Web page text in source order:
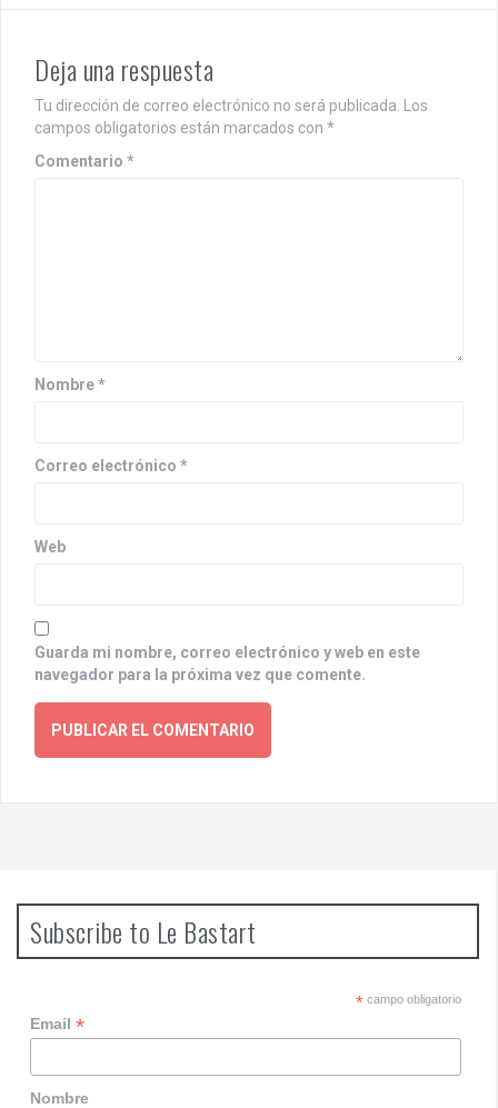
Deja una respuesta
Tu dirección de correo electrónico no será publicada. Los
campos obligatorios están marcados con *
Comentario *
Nombre*
Correo electrónico *
Web
Guarda mi nombre, correo electrónico y web en este
navegador para la próxima vez que comente.
Subscribe to Le Bastart
*campo obligatorio
Email*
Nombre